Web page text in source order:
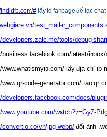
# lấy id fanpage để tạo
developers.zalo.me/tools/debug-
business.facebook.com/latest/
www.whatismyip.com/ lấy địa chỉ ip
www.qr-code-generator.com/ tạo qr
developers.facebook.com/docs/
www.youtube.com/watch?v=GyZ-
convertio.co/vn/jpg-webp/ đổi ảnh